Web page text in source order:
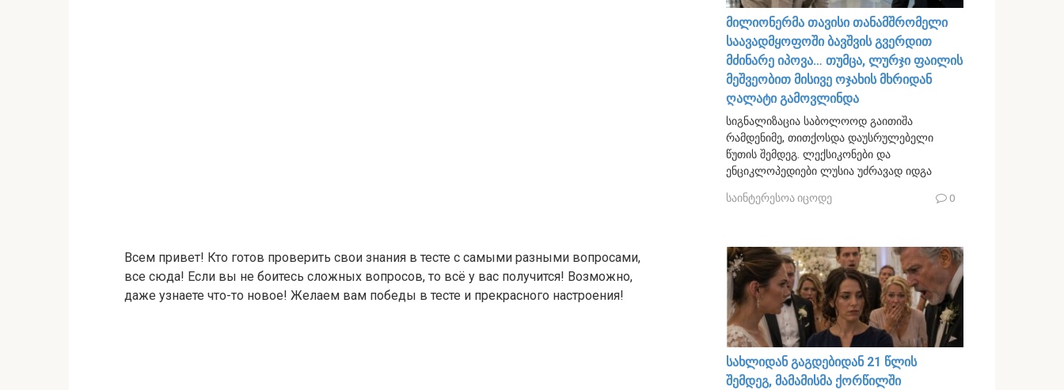
Всем привет! Кто готов проверить свои знания в тесте с самыми разными вопросами,
все сюда! Если вы не боитесь сложных вопросов, то всё у вас получится! Возможно,
даже узнаете что-то новое! Желаем вам победы в тесте и прекрасного настроения!
მილიონერმა თავისი თანამშრომელი
საავადმყოფოში ბავშვის გვერდით
მძინარე იპოვა… თუმცა, ლურჯი ფაილის
მეშვეობით მისივე ოჯახის მხრიდან
ღალატი გამოვლინდა
სიგნალიზაცია საბოლოოდ გაითიშა
რამდენიმე, თითქოსდა დაუსრულებელი
წუთის შემდეგ. ლექსიკონები და
ენციკლოპედიები ლუსია უძრავად იდგა
საინტერესოა იცოდე 0
სახლიდან გაგდებიდან 21 წლის
შემდეგ, მამამისმა ქორწილში